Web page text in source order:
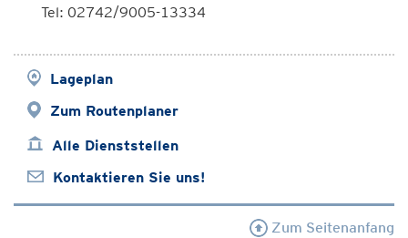
Tel: 02742/9005-13334
Lageplan
Zum Routenplaner
Alle Dienststellen
Kontaktieren Sie uns!
Zum Seitenanfang